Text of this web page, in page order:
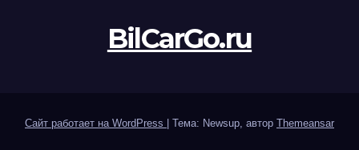
BilCarGo.ru
Сайт работает на WordPress Тема: Newsup, автор Themeansar